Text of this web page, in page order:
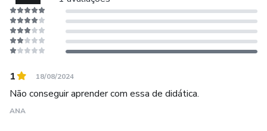
1 18/08/2024
Não conseguir aprender com essa de didática.
ANA